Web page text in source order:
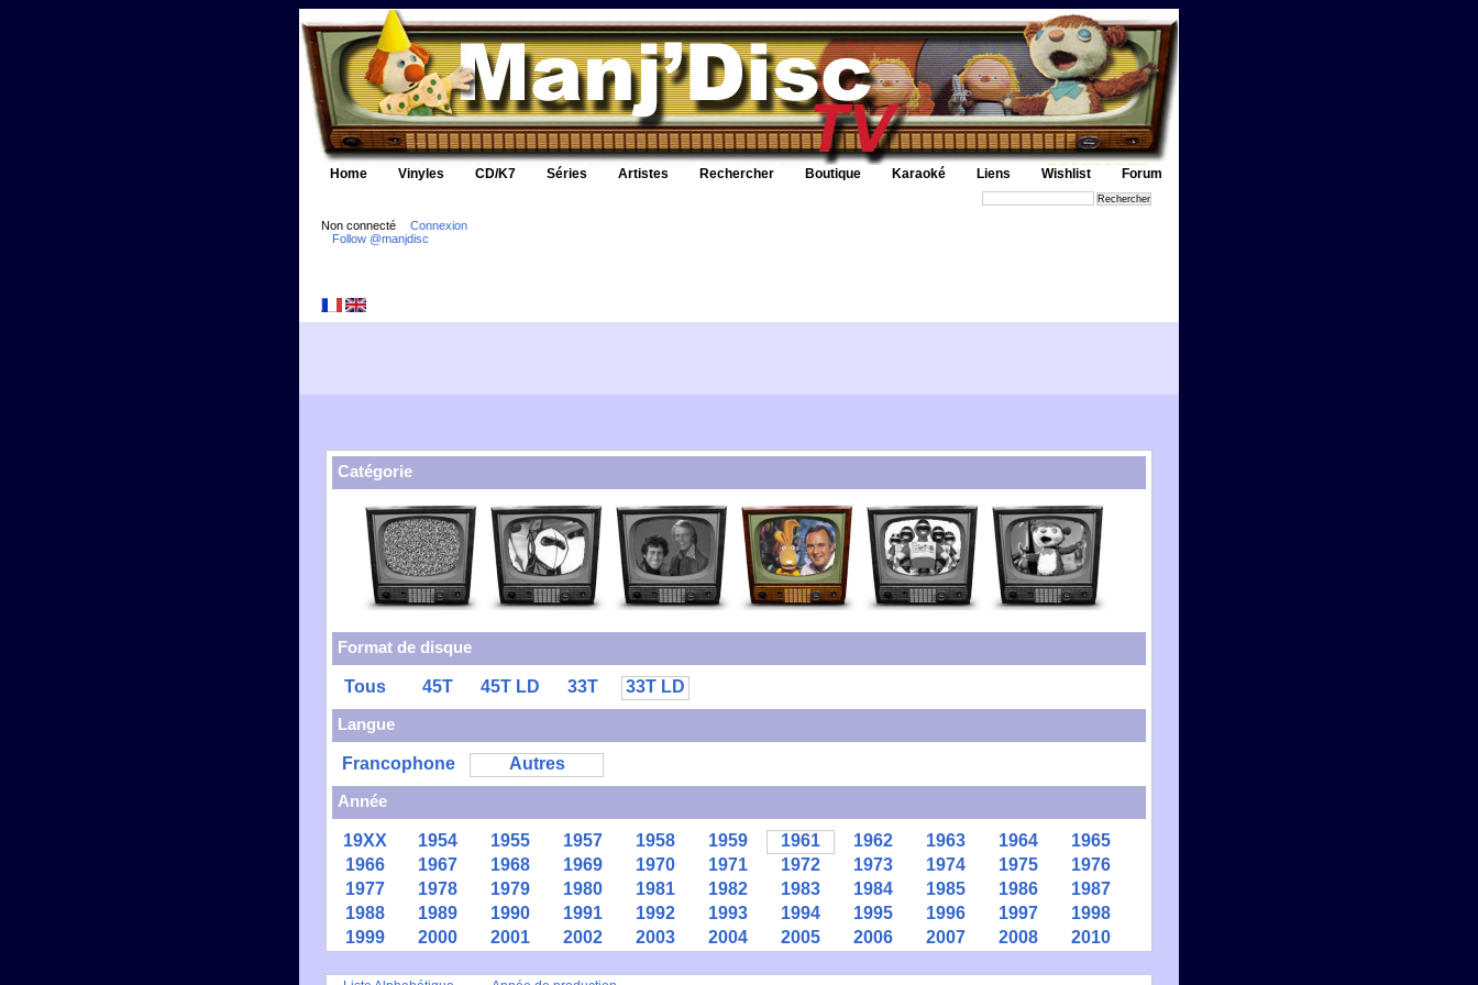
Home Vinyles CD/K7 Séries Artistes Rechercher Boutique Karaoké Liens Wishlist Forum
Non connecté
Connexion
Follow @manjdisc
Catégorie
Format de disque
Tous 45T 45T LD 33T
33T LD
Langue
Francophone
Autres
Année
19XX 1954 1955 1957 1958 1959 1961 1962 1963 1964
1965
1966
1967 1968 1969 1970 1971 1972 1973 1974 1975
1976
1977
1978 1979 1980 1981 1982 1983 1984 1985 1986
1987
1988
1989 1990 1991 1992 1993 1994 1995 1996 1997
1998
1999
2000 2001 2002 2003 2004 2005 2006 2007 2008 2010